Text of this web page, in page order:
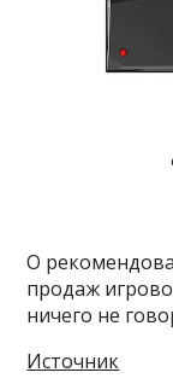
О
продаж
ничего не
Источник